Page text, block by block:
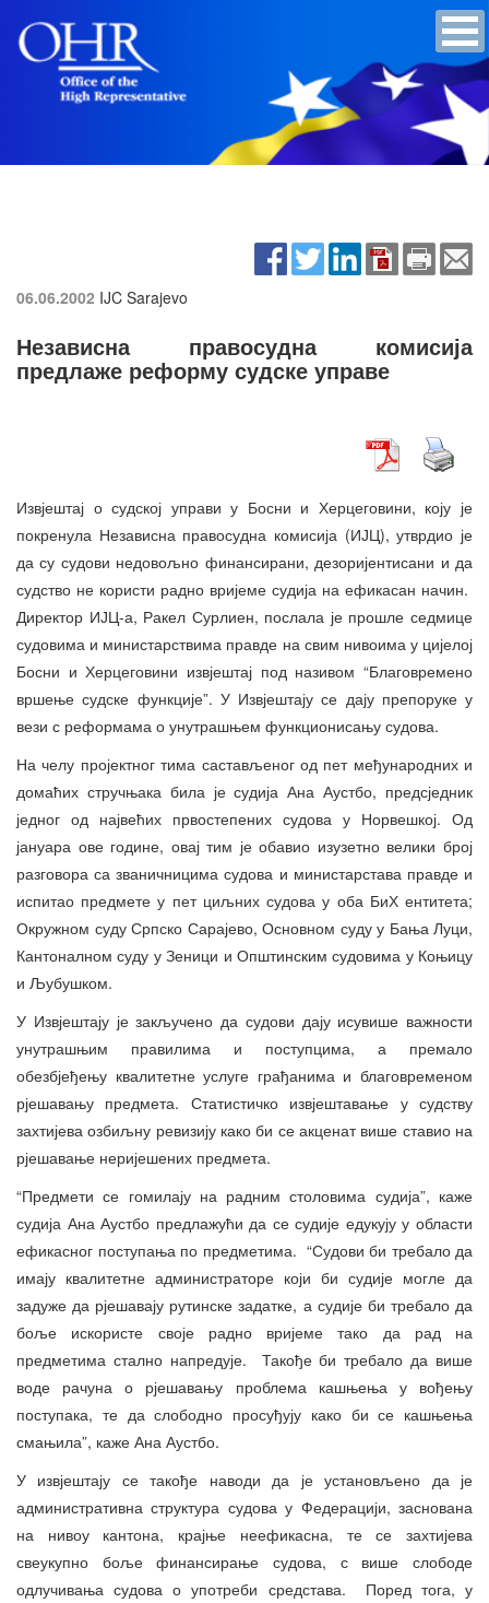
06.06.2002 IJC Sarajevo
Независна правосудна комисија
предлаже реформу судске управе
Извјештај о судској управи у Босни и Херцеговини, коју је
покренула Независна правосудна комисија (ИЈЦ), утврдио је
да су судови недовољно финансирани, дезоријентисани и да
судство не користи радно вријеме судија на ефикасан начин.
Директор ИЈЦ-а, Ракел Сурлиен, послала је прошле седмице
судовима и министарствима правде на свим нивоима у цијелој
Босни и Херцеговини извјештај под називом “Благовремено
вршење судске функције”. У Извјештају се дају препоруке у
вези с реформама о унутрашњем функционисању судова.
На челу пројектног тима састављеног од пет међународних и
домаћих стручњака била је судија Ана Аустбо, предсједник
једног од највећих првостепених судова у Норвешкој. Од
јануара ове године, овај тим је обавио изузетно велики број
разговора са званичницима судова и министарстава правде и
испитао предмете у пет циљних судова у оба БиХ ентитета;
Окружном суду Српско Сарајево, Основном суду у Бања Луци,
Кантоналном суду у Зеници и Општинским судовима у Коњицу
и Љубушком.
У Извјештају је закључено да судови дају исувише важности
унутрашњим правилима и поступцима, а премало
обезбјеђењу квалитетне услуге грађанима и благовременом
рјешавању предмета. Статистичко извјештавање у судству
захтијева озбиљну ревизију како би се акценат више ставио на
рјешавање неријешених предмета.
“Предмети се гомилају на радним столовима судија”, каже
судија Ана Аустбо предлажући да се судије едукују у области
ефикасног поступања по предметима. “Судови би требало да
имају квалитетне администраторе који би судије могле да
задуже да рјешавају рутинске задатке, а судије би требало да
боље искористе своје радно вријеме тако да рад на
предметима стално напредује. Такође би требало да више
воде рачуна о рјешавању проблема кашњења у вођењу
поступака, те да слободно просуђују како би се кашњења
смањила”, каже Ана Аустбо.
У извјештају се такође наводи да је установљено да је
административна структура судова у Федерацији, заснована
на нивоу кантона, крајње неефикасна, те се захтијева
свеукупно боље финансирање судова, с више слободе
одлучивања судова о употреби средстава. Поред тога, у